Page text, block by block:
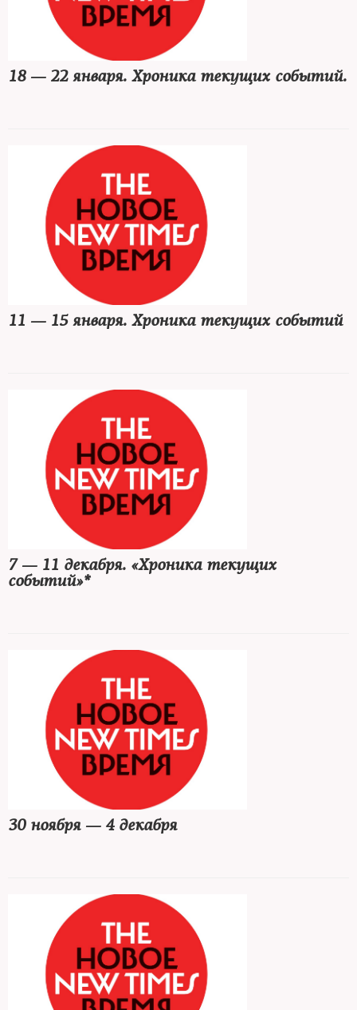
18 — 22 января. Хроника текущих событий.
11 — 15 января. Хроника текущих событий
7 — 11 декабря. «Хроника текущих
событий»*
30 ноября — 4 декабря